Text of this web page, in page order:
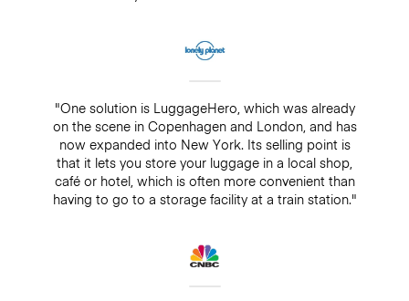
"One solution is LuggageHero, which was already
on the scene in Copenhagen and London, and has
now expanded into New York. Its selling point is
that it lets you store your luggage in a local shop,
café or hotel, which is often more convenient than
having to go to a storage facility at a train station."